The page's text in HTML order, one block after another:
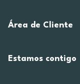
Área de Cliente
Estamos contigo